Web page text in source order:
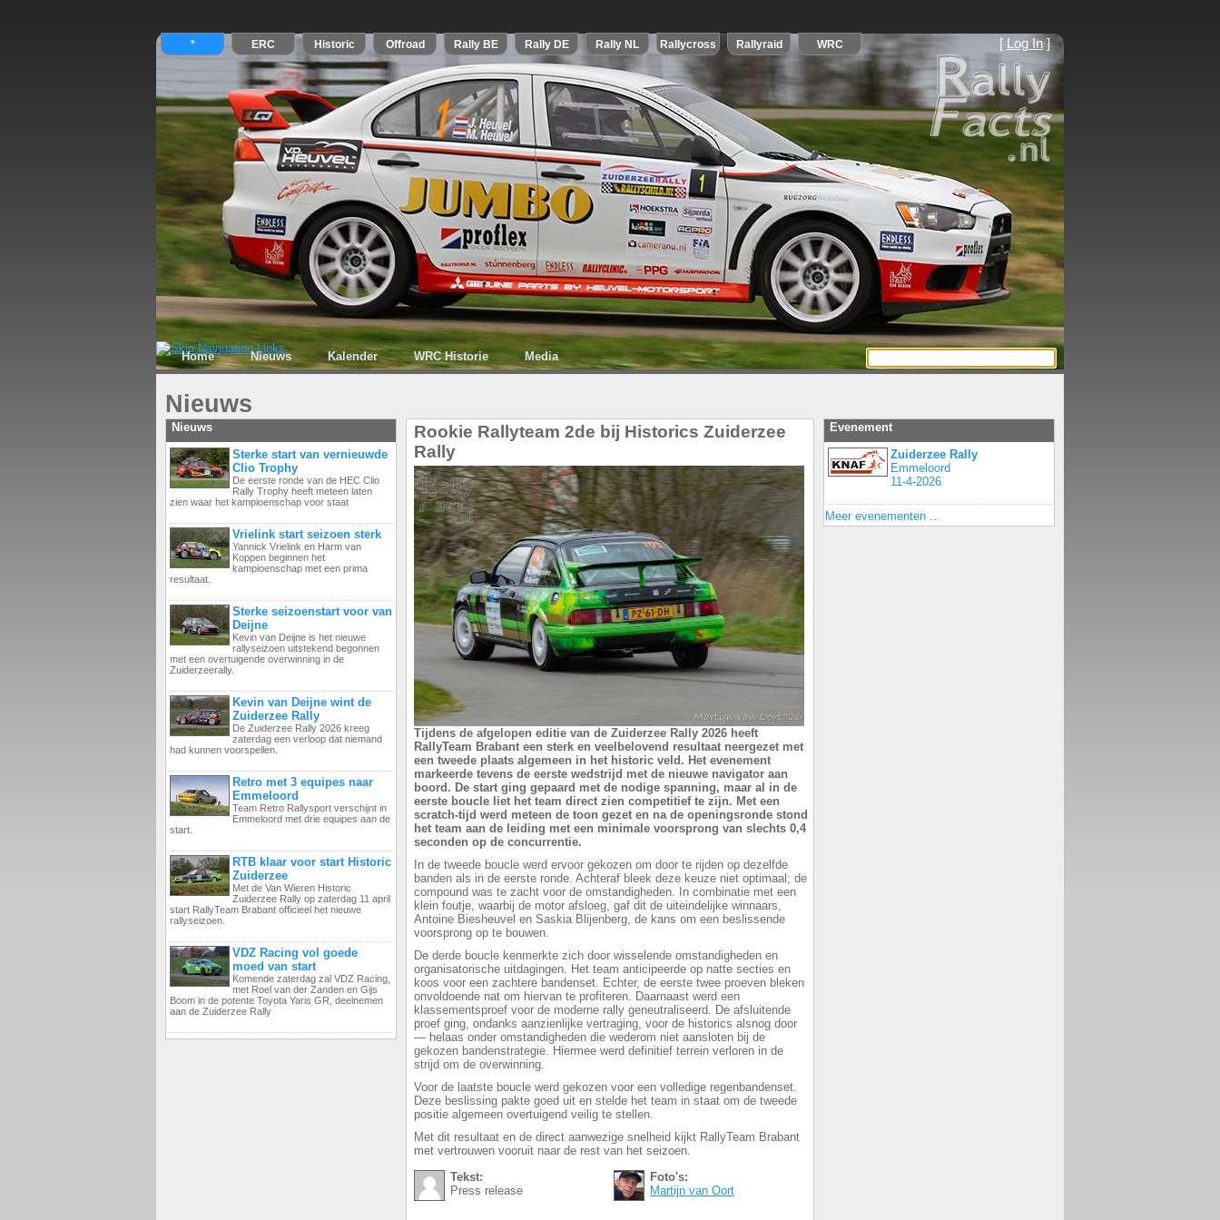
[ Log In]
Home Nieuws Kalender WRC Historie Media
Nieuws
Nieuws
Sterke start van vernieuwde
Clio Trophy
De eerste ronde van de HEC Clio
Rally Trophy heeft meteen laten
zien waar het kampioenschap voor staat
Vrielink start seizoen sterk
Yannick Vrielink en Harm van
Koppen beginnen het
kampioenschap met een prima
resultaat.
Sterke seizoenstart voor van
Deijne
Kevin van Deijne is het nieuwe
rallyseizoen uitstekend begonnen
met een overtuigende overwinning in de
Zuiderzeerally.
Kevin van Deijne wint de
Zuiderzee Rally
De Zuiderzee Rally 2026 kreeg
zaterdag een verloop dat niemand
had kunnen voorspellen.
Retro met 3 equipes naar
Emmeloord
Team Retro Rallysport verschijnt in
Emmeloord met drie equipes aan de
start.
RTB klaar voor start Historic
Zuiderzee
Met de Van Wieren Historic
Zuiderzee Rally op zaterdag 11 april
start RallyTeam Brabant officieel het nieuwe
rallyseizoen.
VDZ Racing vol goede
moed van start
Komende zaterdag zal VDZ Racing,
met Roel van der Zanden en Gijs
Boom in de potente Toyota Yaris GR, deelnemen
aan de Zuiderzee Rally
Rookie Rallyteam 2de bij Historics Zuiderzee
Rally
Tijdens de afgelopen editie van de Zuiderzee Rally 2026 heeft
RallyTeam Brabant een sterk en veelbelovend resultaat neergezet met
een tweede plaats algemeen in het historic veld. Het evenement
markeerde tevens de eerste wedstrijd met de nieuwe navigator aan
boord. De start ging gepaard met de nodige spanning, maar al in de
eerste boucle liet het team direct zien competitief te zijn. Met een
scratch-tijd werd meteen de toon gezet en na de openingsronde stond
het team aan de leiding met een minimale voorsprong van slechts 0,4
seconden op de concurrentie.
In de tweede boucle werd ervoor gekozen om door te rijden op dezelfde
banden als in de eerste ronde. Achteraf bleek deze keuze niet optimaal; de
compound was te zacht voor de omstandigheden. In combinatie met een
klein foutje, waarbij de motor afsloeg, gaf dit de uiteindelijke winnaars,
Antoine Biesheuvel en Saskia Blijenberg, de kans om een beslissende
voorsprong op te bouwen.
De derde boucle kenmerkte zich door wisselende omstandigheden en
organisatorische uitdagingen. Het team anticipeerde op natte secties en
koos voor een zachtere bandenset. Echter, de eerste twee proeven bleken
onvoldoende nat om hiervan te profiteren. Daarnaast werd een
klassementsproef voor de moderne rally geneutraliseerd. De afsluitende
proef ging, ondanks aanzienlijke vertraging, voor de historics alsnog door
— helaas onder omstandigheden die wederom niet aansloten bij de
gekozen bandenstrategie. Hiermee werd definitief terrein verloren in de
strijd om de overwinning.
Voor de laatste boucle werd gekozen voor een volledige regenbandenset.
Deze beslissing pakte goed uit en stelde het team in staat om de tweede
positie algemeen overtuigend veilig te stellen.
Met dit resultaat en de direct aanwezige snelheid kijkt RallyTeam Brabant
met vertrouwen vooruit naar de rest van het seizoen.
Tekst:
Press release
Foto's:
Martijn van Oort
Evenement
Zuiderzee Rally
Emmeloord
11-4-2026
Meer evenementen ...